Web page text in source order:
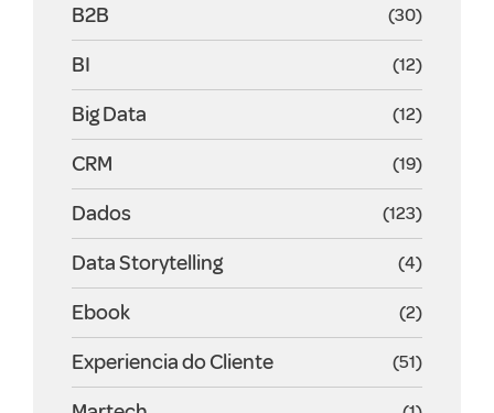
B2B (30)
BI (12)
Big Data (12)
CRM (19)
Dados (123)
Data Storytelling (4)
Ebook (2)
Experiencia do Cliente (51)